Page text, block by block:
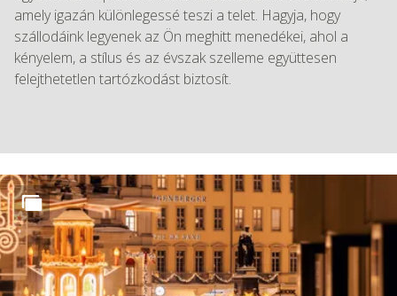
amely igazán különlegessé teszi a telet. Hagyja, hogy
szállodáink legyenek az Ön meghitt menedékei, ahol a
kényelem, a stílus és az évszak szelleme együttesen
felejthetetlen tartózkodást biztosít.